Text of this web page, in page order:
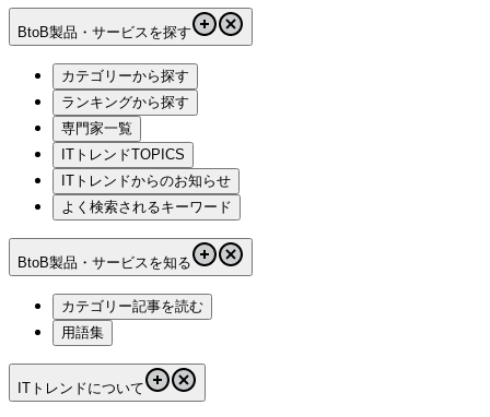
BtoB製品・サービスを探す
カテゴリーから探す
ランキングから探す
専門家一覧
ITトレンドTOPICS
ITトレンドからのお知らせ
よく検索されるキーワード
BtoB製品・サービスを知る
カテゴリー記事を読む
用語集
ITトレンドについて